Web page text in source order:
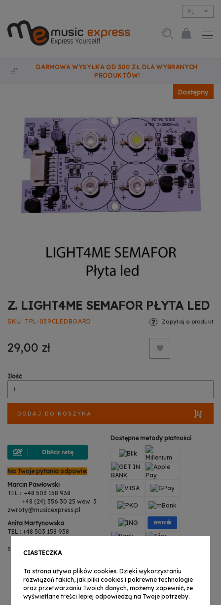
PL
DARMOWA WYSYŁKA OD 300 ZŁ DLA WYBRANYCH
PRODUKTÓW!
Dostępny
Z. LIGHT4ME SEMAFOR PŁYTA LED
SKU TPL-039CLEDBOARD
29,00 zł
Zapytaj o produkt
Ilość
DODAJ DO KOSZYKA
Na Twoje pytania odpowie:
Marcin Pawłowski
TEL : +48 503 158 938
+48 (24) 356 30 25 wew. 3
zwroty@musicexpress.pl
Anita Martynowska
TEL : +48 503 158 938
serwis@musicexpress.pl
Dostępne metody płatności
CIASTECZKA
Ta strona używa plików cookies. Dzięki wykorzystaniu
rozwiązań takich, jak pliki cookies i pokrewne technologie
oraz przetwarzaniu Twoich danych, możemy zapewnić, że
wyświetlane treści lepiej odpowiedzą na Twoje potrzeby.